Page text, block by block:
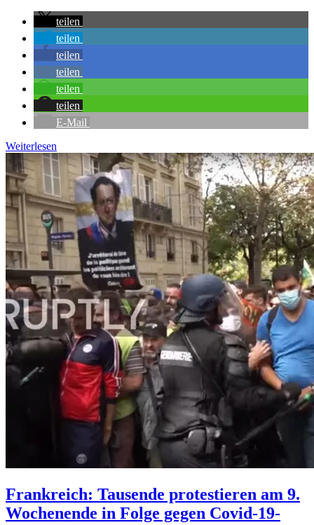
teilen
teilen
teilen
teilen
teilen
teilen
E-Mail
Weiterlesen
Frankreich: Tausende protestieren am 9.
Wochenende in Folge gegen Covid-19-